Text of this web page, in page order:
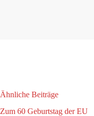
Ähnliche Beiträge
Zum 60 Geburtstag der EU